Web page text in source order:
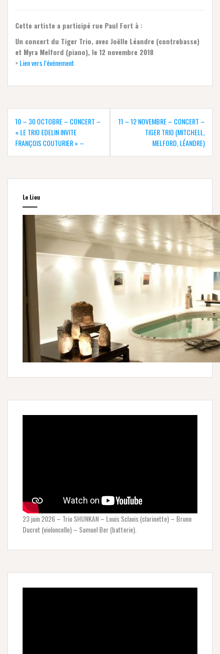
Cette artiste a participé rue Paul Fort à :
Un concert du Tiger Trio, avec Joëlle Léandre (contrebasse)
et Myra Melford (piano), le 12 novembre 2018
> Lien vers l’événement
Navigation
de
l’article
10 – 30 OCTOBRE – CONCERT –
« LE TRIO EDELIN INVITE
FRANÇOIS COUTURIER » –
11 – 12 NOVEMBRE – CONCERT –
TIGER TRIO (MITCHELL,
MELFORD, LÉANDRE)
Le Lieu
23 juin 2026 – Trio SHUNKAN – Louis Sclavis (clarinette) – Bruno
Ducret (violoncelle) – Samuel Ber (batterie).